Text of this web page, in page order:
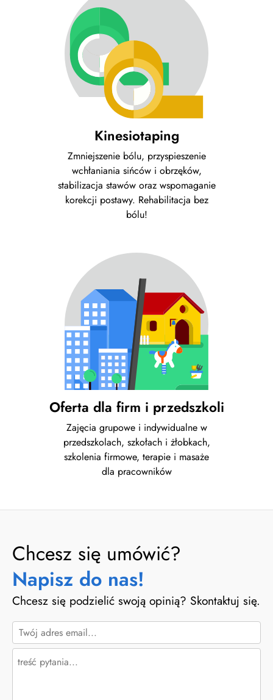
Kinesiotaping
Zmniejszenie bólu, przyspieszenie
wchłaniania sińców i obrzęków,
stabilizacja stawów oraz wspomaganie
korekcji postawy. Rehabilitacja bez
bólu!
Oferta dla firm i przedszkoli
Zajęcia grupowe i indywidualne w
przedszkolach, szkołach i żłobkach,
szkolenia firmowe, terapie i masaże
dla pracowników
Chcesz się umówić?
Napisz do nas!
Chcesz się podzielić swoją opinią? Skontaktuj się.